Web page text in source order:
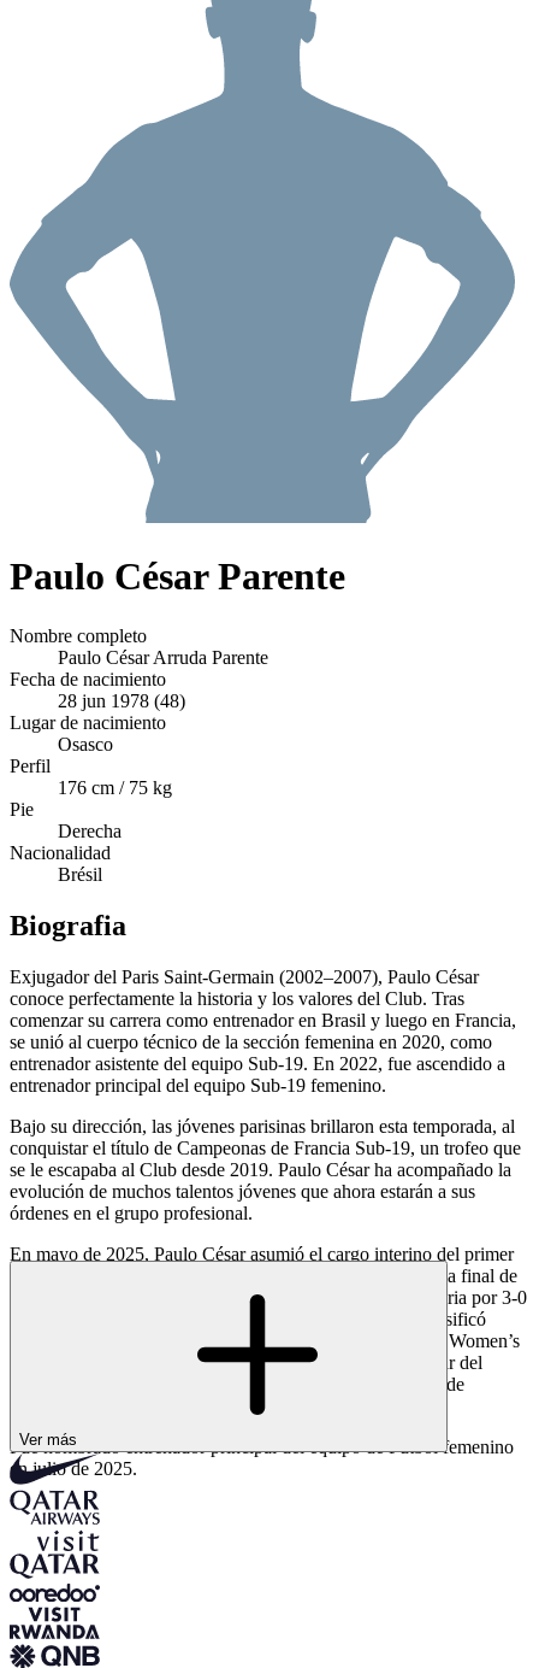
Paulo César Parente
Nombre completo
Paulo César Arruda Parente
Fecha de nacimiento
28 jun 1978 (48)
Lugar de nacimiento
Osasco
Perfil
176 cm / 75 kg
Pie
Derecha
Nacionalidad
Brésil
Biografia
Exjugador del Paris Saint-Germain (2002–2007), Paulo César
conoce perfectamente la historia y los valores del Club. Tras
comenzar su carrera como entrenador en Brasil y luego en Francia,
se unió al cuerpo técnico de la sección femenina en 2020, como
entrenador asistente del equipo Sub-19. En 2022, fue ascendido a
entrenador principal del equipo Sub-19 femenino.
Bajo su dirección, las jóvenes parisinas brillaron esta temporada, al
conquistar el título de Campeonas de Francia Sub-19, un trofeo que
se le escapaba al Club desde 2019. Paulo César ha acompañado la
evolución de muchos talentos jóvenes que ahora estarán a sus
órdenes en el grupo profesional.
En mayo de 2025, Paulo César asumió el cargo interino del primer
equipo. Al frente del grupo profesional, llevó al equipo a la final de
los Play-Offs de la Arkema Première Ligue, tras una victoria por 3-0
en el Parc des Princes contra el Paris FC. Esta victoria clasificó
directamente al Club para la próxima edición de la UEFA Women’s
Champions League. También guió al equipo al tercer lugar del
torneo amistoso World Sevens Football, disputado a final de
Fue nombrado entrenador principal del equipo de Fútbol femenino
en julio de 2025.
Ver más